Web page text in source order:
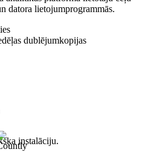
datora lietojumprogrammās.
dublējumkopijas